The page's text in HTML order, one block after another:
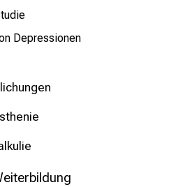
Depressionen